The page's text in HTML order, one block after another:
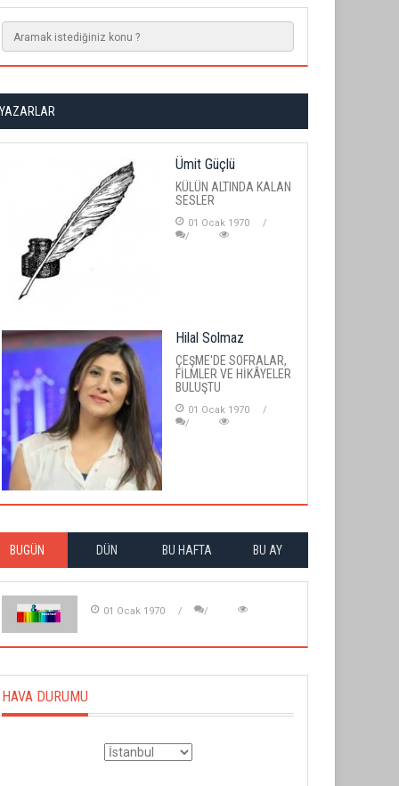
YAZARLAR
Ümit Güçlü
KÜLÜN ALTINDA KALAN
SESLER
01 Ocak 1970
Hilal Solmaz
ÇEŞME'DE SOFRALAR,
FİLMLER VE HİKÂYELER
BULUŞTU
01 Ocak 1970
BUGÜN DÜN BU HAFTA BU AY
01 Ocak 1970
HAVA DURUMU